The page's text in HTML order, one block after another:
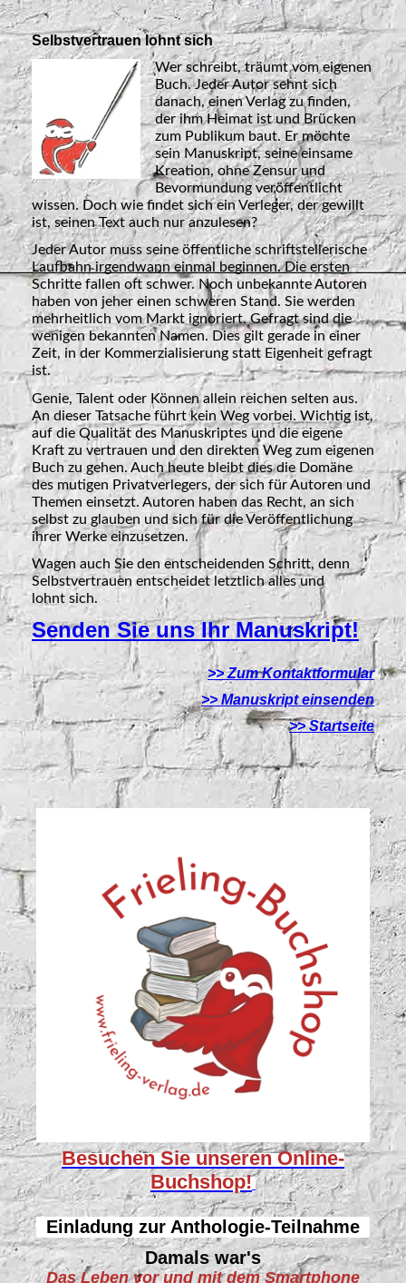
Selbstvertrauen lohnt sich
Wer schreibt, träumt vom eigenen
Buch. Jeder Autor sehnt sich
danach, einen Verlag zu finden,
der ihm Heimat ist und Brücken
zum Publikum baut. Er möchte
sein Manuskript,seine einsame
Kreation, ohne Zensur und
Bevormundung veröffentlicht
wissen. Doch wie findet sich ein Verleger, der gewillt
ist, seinen Text auch nur anzulesen?
Jeder Autor muss seine öffentliche schriftstellerische
Laufbahn irgendwann einmal beginnen. Die ersten
Schritte fallen oft schwer. Noch unbekannte Autoren
haben von jeher einen schweren Stand. Sie werden
mehrheitlich vom Markt ignoriert. Gefragt sind die
wenigen bekannten Namen. Dies gilt gerade in einer
Zeit, in der Kommerzialisierung statt Eigenheit gefragt
ist.
Genie, Talent oder Können allein reichen selten aus.
An dieser Tatsache führt kein Weg vorbei. Wichtig ist,
auf die Qualität des Manuskriptes und die eigene
Kraft zu vertrauen und den direkten Weg zum eigenen
Buch zu gehen. Auch heute bleibt dies die Domäne
des mutigen Privatverlegers, der sich für Autoren und
Themen einsetzt. Autoren haben das Recht, an sich
selbst zu glauben und sich für die Veröffentlichung
ihrer Werke einzusetzen.
Wagen auch Sie den entscheidenden Schritt, denn
Selbstvertrauen entscheidet letztlich alles und
lohnt sich.
Senden Sie uns Ihr Manuskript!
>> Zum Kontaktformular
>> Manuskript einsenden
>> Startseite
Besuchen Sie unserenOnline-
Buchshop!
Einladung zur Anthologie-Teilnahme
Damals war's
Das Leben vor und mit dem Smartphone